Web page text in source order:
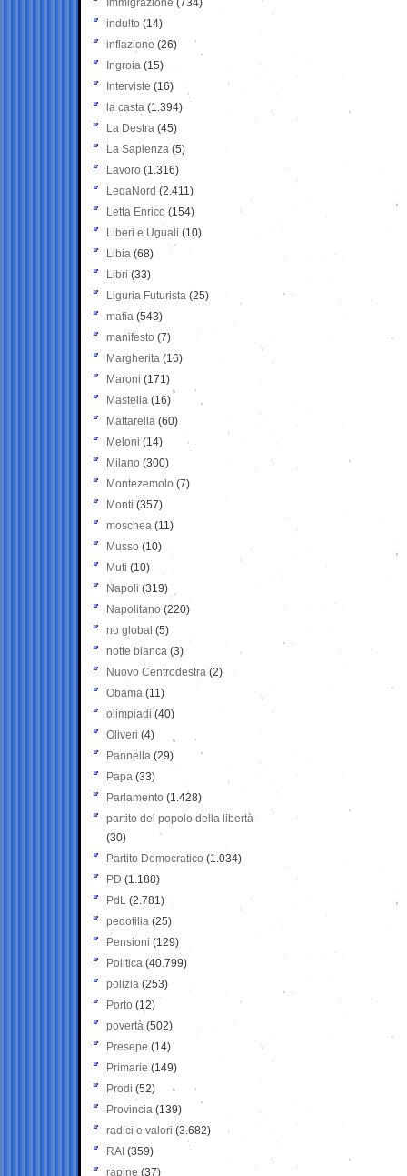
Immigrazione (734)
indulto (14)
inflazione (26)
Ingroia (15)
Interviste (16)
la casta (1.394)
La Destra (45)
La Sapienza (5)
Lavoro (1.316)
LegaNord (2.411)
Letta Enrico (154)
Liberi e Uguali (10)
Libia (68)
Libri (33)
Liguria Futurista (25)
mafia (543)
manifesto (7)
Margherita (16)
Maroni (171)
Mastella (16)
Mattarella (60)
Meloni (14)
Milano (300)
Montezemolo (7)
Monti (357)
moschea (11)
Musso (10)
Muti (10)
Napoli (319)
Napolitano (220)
no global (5)
notte bianca (3)
Nuovo Centrodestra (2)
Obama (11)
olimpiadi (40)
Oliveri (4)
Pannella (29)
Papa (33)
Parlamento (1.428)
partito del popolo della libertà
(30)
Partito Democratico (1.034)
PD (1.188)
PdL (2.781)
pedofilia (25)
Pensioni (129)
Politica (40.799)
polizia (253)
Porto (12)
povertà (502)
Presepe (14)
Primarie (149)
Prodi (52)
Provincia (139)
radici e valori (3.682)
RAI (359)
rapine (37)